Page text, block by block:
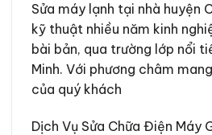
Sửa máy lạnh tại nhà huyện
kỹ thuật nhiều năm kinh
bài bản, qua trường lớp nổi
Minh. Với phương châm
của quý khách
Dịch Vụ Sửa Chữa Điện Máy